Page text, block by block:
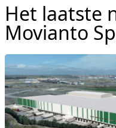
Het laatste
Movianto